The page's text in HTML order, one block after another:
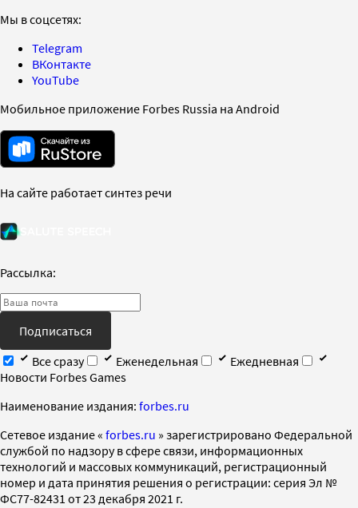
Мы в соцсетях:
Telegram
ВКонтакте
YouTube
Мобильное приложение Forbes Russia на Android
На сайте работает синтез речи
Рассылка:
Подписаться
Все сразу
Еженедельная
Ежедневная
Новости Forbes Games
Наименование издания: forbes.ru
Cетевое издание « forbes.ru » зарегистрировано Федеральной
службой по надзору в сфере связи, информационных
технологий и массовых коммуникаций, регистрационный
номер и дата принятия решения о регистрации: серия Эл №
ФС77-82431 от 23 декабря 2021 г.